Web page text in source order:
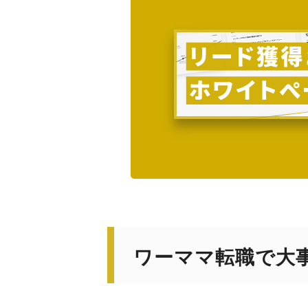
ワーママ転職で大